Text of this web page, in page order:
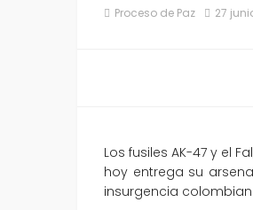
Proceso de Paz 27
Los fusiles AK-47 y el
hoy entrega su
insurgencia